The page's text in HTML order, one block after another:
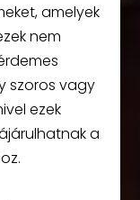
amelyek
nem
szoros vagy
ezek
a